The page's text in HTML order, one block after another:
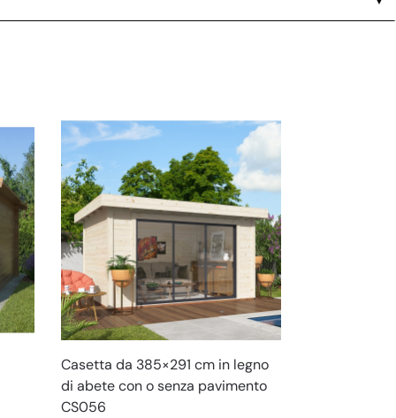
Casetta da 385×291 cm in legno
di abete con o senza pavimento
CS056